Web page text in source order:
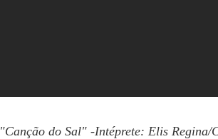
"Canção do Sal" -Intéprete: Elis Regina/